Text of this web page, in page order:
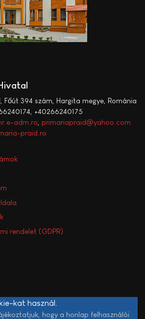
Főút 394 szám, Hargita megye, Románia
+40266240175
adm.ro primariapraid@yahoo.com
praid.ro
rendelet (GDPR)
kat használ.
hogy a honlap felhasználói